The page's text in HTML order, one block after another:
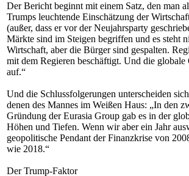
Der Bericht beginnt mit einem Satz, den man
Trumps leuchtende Einschätzung der
(außer, dass er vor der Neujahrsparty
Märkte sind im Steigen begriffen und es steht
Wirtschaft, aber die Bürger sind gespalten.
mit dem Regieren beschäftigt. Und die globale
auf.“
Und die Schlussfolgerungen unterscheiden
denen des Mannes im Weißen Haus: „In den
Gründung der Eurasia Group gab es in der
Höhen und Tiefen. Wenn wir aber ein Jahr
geopolitische Pendant der Finanzkrise von
wie 2018.“
Der Trump-Faktor